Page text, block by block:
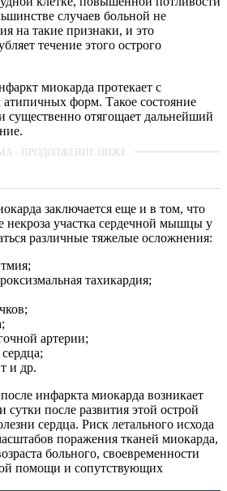
случаев больной не
на такие признаки, и это
течение этого острого
миокарда протекает с
атипичных форм. Такое состояние
существенно отягощает дальнейший
заключается еще и в том, что
некроза участка сердечной мышцы у
различные тяжелые осложнения:
тахикардия;
артерии;
и др.
инфаркта миокарда возникает
после развития этой острой
сердца. Риск летального исхода
поражения тканей миокарда,
больного, своевременности
помощи и сопутствующих